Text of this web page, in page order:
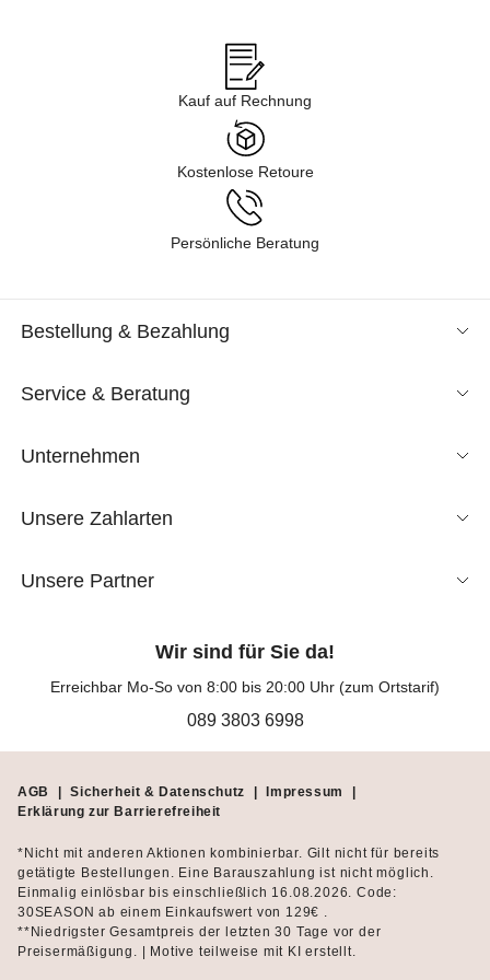
Business über Freizeit & Homewear bis zur Nachtwäsche. Lassen
Sie sich durch unsere Kollektion inspirieren und finden Sie neue
Lieblingsstücke für Ihren Kleiderschrank. Tauchen Sie ein in
unsere Shoppingwelt und lassen Sie sich exklusive Mode
entspannt nach Hause liefern. Wir sind gespannt, was Sie
Kauf auf Rechnung
Kostenlose Retoure
Persönliche Beratung
Bestellung & Bezahlung
Service & Beratung
Unternehmen
Unsere Zahlarten
Unsere Partner
Wir sind für Sie da!
Erreichbar Mo-So von 8:00 bis 20:00 Uhr (zum Ortstarif)
089 3803 6998
AGB Sicherheit & Datenschutz Impressum
Erklärung zur Barrierefreiheit
*Nicht mit anderen Aktionen kombinierbar. Gilt nicht für bereits
getätigte Bestellungen. Eine Barauszahlung ist nicht möglich.
Einmalig einlösbar bis einschließlich 16.08.2026. Code:
30SEASON ab einem Einkaufswert von 129€ .
**Niedrigster Gesamtpreis der letzten 30 Tage vor der
Preisermäßigung. | Motive teilweise mit KI erstellt.